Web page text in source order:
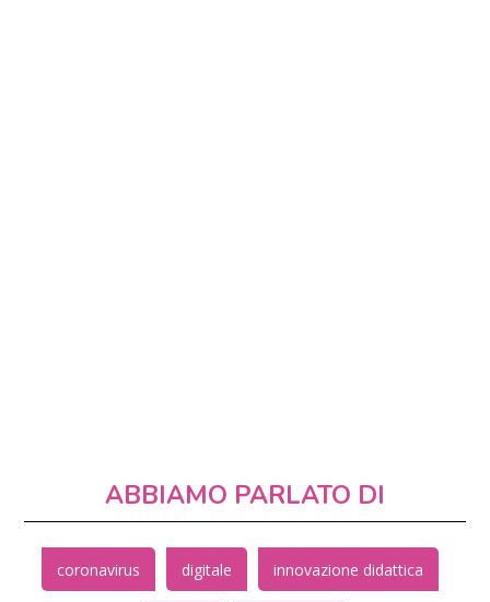
ABBIAMO PARLATO DI
coronavirus digitale innovazione didattica